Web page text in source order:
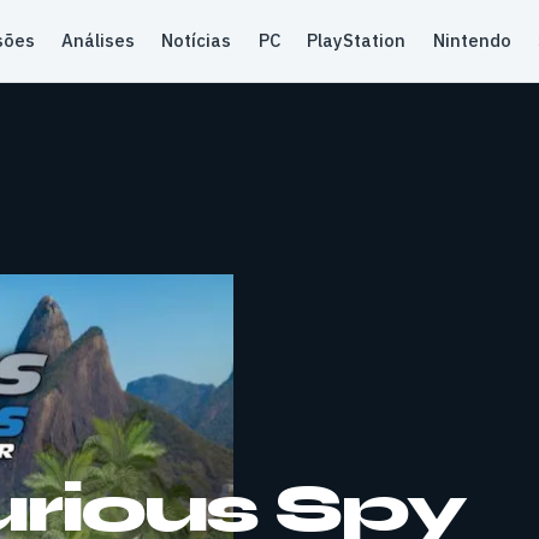
Análises Notícias PC PlayStation Nintendo
Spy